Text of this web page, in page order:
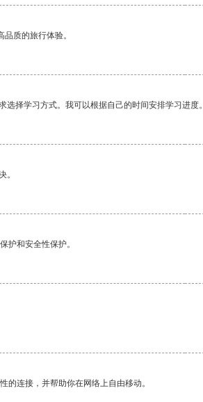
质的旅行体验。
择学习方式。我可以根据自己的时间安排学习进度。
。
护和安全性保护。
的连接，并帮助你在网络上自由移动。